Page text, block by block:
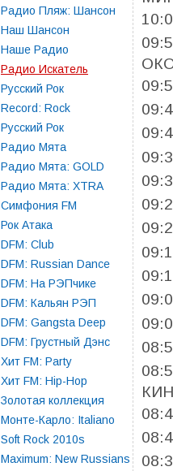
Радио Пляж: Шансон
Наш Шансон
Наше Радио
Радио Искатель
Русский Рок
Record: Rock
Русский Рок
Радио Мята
Радио Мята: GOLD
Радио Мята: XTRA
Симфония FM
Рок Атака
DFM: Club
DFM: Russian Dance
DFM: На РЭПчике
DFM: Кальян РЭП
DFM: Gangsta Deep
DFM: Грустный Дэнс
Хит FM: Party
Хит FM: Hip-Hop
Золотая коллекция
Монте-Карло: Italiano
Soft Rock 2010s
Maximum: New Russians